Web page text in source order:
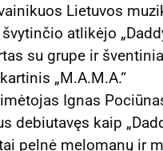
Lietuvos
atlikėjo
su grupe ir
„M.A.M.A.“
Ignas
debiutavęs kaip
pelnė melomanų ir